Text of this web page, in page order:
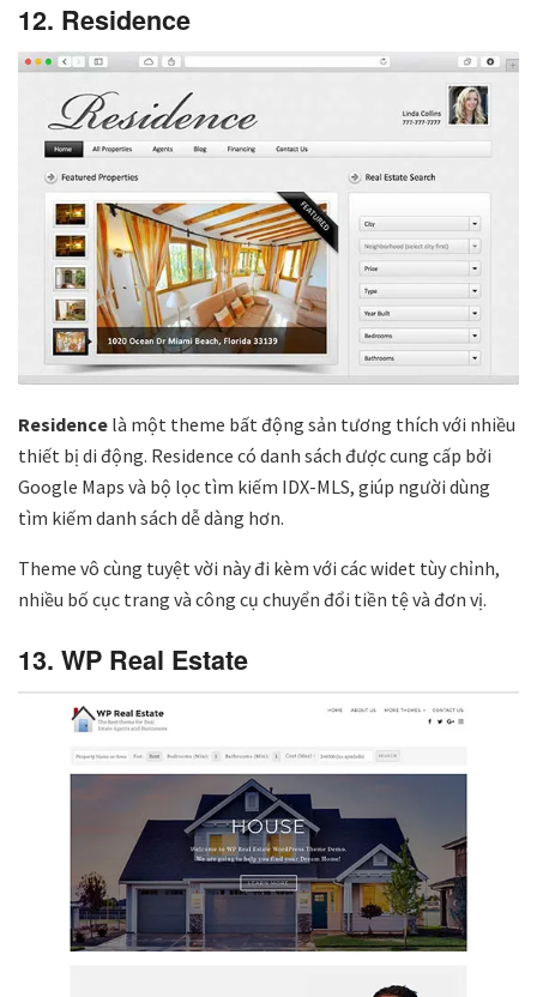
12. Residence
Residence là một theme bất động sản tương thích với nhiều
thiết bị di động. Residence có danh sách được cung cấp bởi
Google Maps và bộ lọc tìm kiếm IDX-MLS, giúp người dùng
tìm kiếm danh sách dễ dàng hơn.
Theme vô cùng tuyệt vời này đi kèm với các widet tùy chỉnh,
nhiều bố cục trang và công cụ chuyển đổi tiền tệ và đơn vị.
13. WP Real Estate